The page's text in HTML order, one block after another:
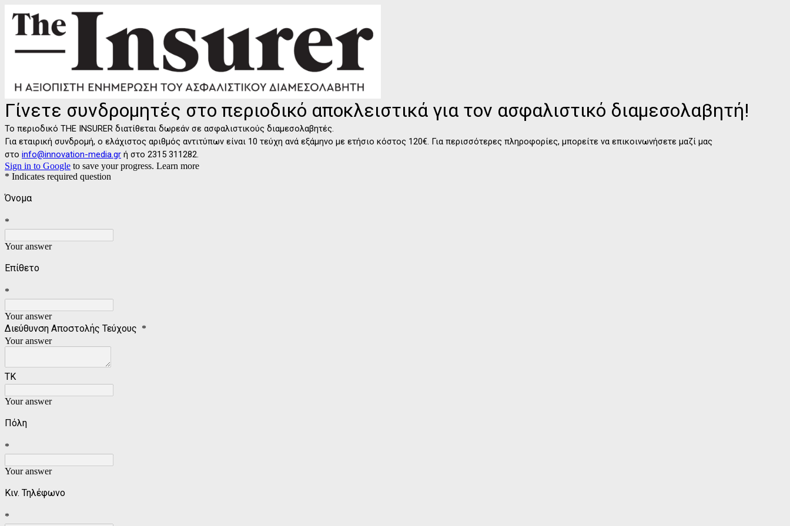
Γίνετε συνδρομητές στο περιοδικό αποκλειστικά για τον ασφαλιστικό διαμεσολαβητή!
Το περιοδικό THE INSURER διατίθεται δωρεάν σε ασφαλιστικούς διαμεσολαβητές.
Για εταιρική συνδρομή, ο ελάχιστος αριθμός αντιτύπων είναι 10 τεύχη ανά εξάμηνο με ετήσιο κόστος 120€. Για περισσότερες πληροφορίες, μπορείτε να επικοινωνήσετε μαζί μας
στο info@innovation-media.gr ή στο 2315 311282.
Sign in to Google to save your progress. Learn more
* Indicates required question
Όνομα
*
Your answer
Επίθετο
*
Your answer
Διεύθυνση Αποστολής Τεύχους *
Your answer
ΤΚ
Your answer
Πόλη
*
Your answer
Κιν. Τηλέφωνο
*